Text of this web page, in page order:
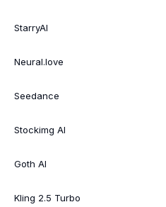
StarryAI
Neural.love
Seedance
Stockimg AI
Goth AI
Kling 2.5 Turbo